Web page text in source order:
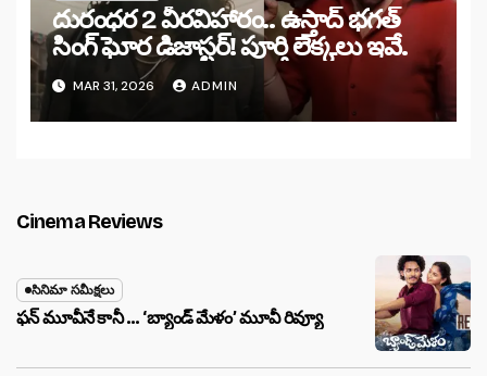
దురంధర 2 వీరవిహారం.. ఉస్తాద్ భగత్
సింగ్ ఘోర డిజాస్టర్! పూర్తి లెక్కలు ఇవే.
MAR 31, 2026 ADMIN
Cinema Reviews
సినిమా సమీక్షలు
ఫన్ మూవీనే కానీ … ‘బ్యాండ్‌ మేళం’ మూవీ రివ్యూ